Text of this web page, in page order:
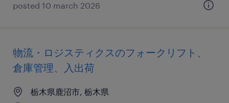
posted 10 march 2026
物流・ロジスティクスのフォークリフト、
倉庫管理、入出荷
栃木県鹿沼市, 栃木県